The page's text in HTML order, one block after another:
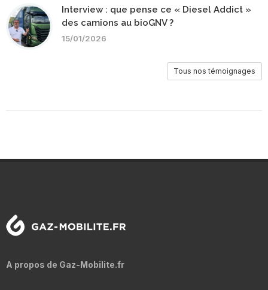
Interview : que pense ce « Diesel Addict »
des camions au bioGNV ?
15/01/2026
Tous nos témoignages
A propos de Gaz-Mobilite.fr